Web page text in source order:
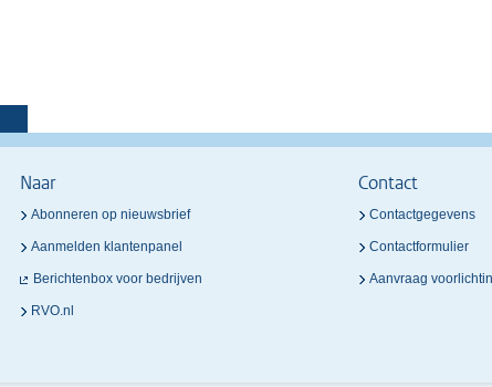
Naar
Abonneren op nieuwsbrief
Aanmelden klantenpanel
Berichtenbox voor bedrijven
RVO.nl
Contact
Contactgegevens
Contactformulier
Aanvraag